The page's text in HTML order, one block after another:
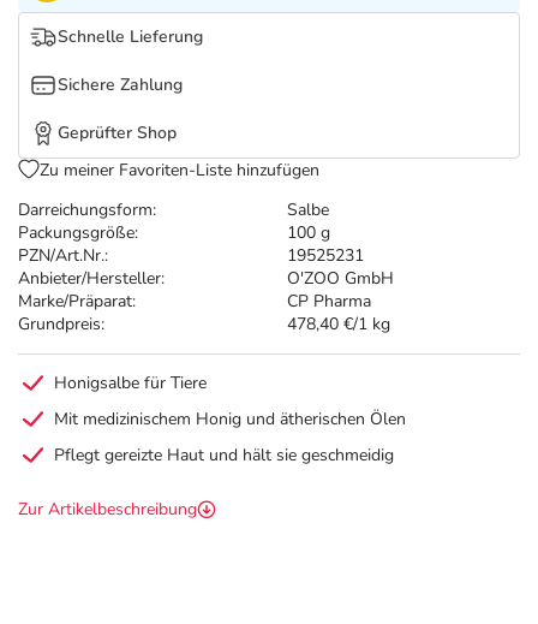
Tierapotheke
Vitamine & Mineralstoffe
Marken
Salus Deals
Darreichungsform:
Salbe
Packungsgröße:
100 g
PZN/Art.Nr.:
19525231
Anbieter/Hersteller:
O'ZOO GmbH
Marke/Präparat:
CP Pharma
Grundpreis:
478,40 €/1 kg
Schnelle Lieferung
Sichere Zahlung
Geprüfter Shop
Zu meiner Favoriten-Liste hinzufügen
Honigsalbe für Tiere
Mit medizinischem Honig und ätherischen Ölen
Pflegt gereizte Haut und hält sie geschmeidig
Zur Artikelbeschreibung